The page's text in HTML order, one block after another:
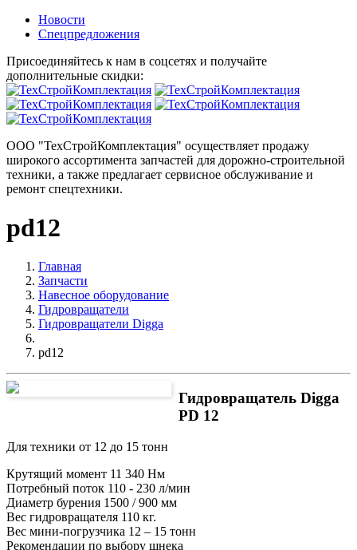
Новости
Спецпредложения
Присоединяйтесь к нам в соцсетях и получайте
дополнительные скидки:
ООО "ТехСтройКомплектация" осуществляет продажу
широкого ассортимента запчастей для дорожно-строительной
техники, а также предлагает сервисное обслуживание и
ремонт спецтехники.
pd12
Главная
Запчасти
Навесное оборудование
Гидровращатели
Гидровращатели Digga
pd12
Гидровращатель Digga
PD 12
Для техники от 12 до 15 тонн
Крутящий момент 11 340 Нм
Потребный поток 110 - 230 л/мин
Диаметр бурения 1500 / 900 мм
Вес гидровращателя 110 кг.
Вес мини-погрузчика 12 – 15 тонн
Рекомендации по выбору шнека